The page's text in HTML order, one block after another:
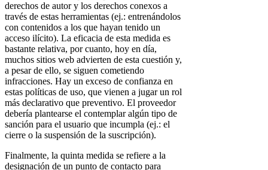
derechos de autor y los derechos conexos a
través de estas herramientas (ej.: entrenándolos
con contenidos a los que hayan tenido un
acceso ilícito). La eficacia de esta medida es
bastante relativa, por cuanto, hoy en día,
muchos sitios web advierten de esta cuestión y,
a pesar de ello, se siguen cometiendo
infracciones. Hay un exceso de confianza en
estas políticas de uso, que vienen a jugar un rol
más declarativo que preventivo. El proveedor
debería plantearse el contemplar algún tipo de
sanción para el usuario que incumpla (ej.: el
cierre o la suspensión de la suscripción).
Finalmente, la quinta medida se refiere a la
designación de un punto de contacto para